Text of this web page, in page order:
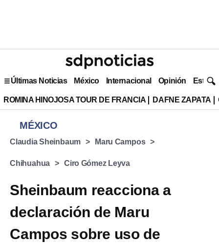
Últimas Noticias México Internacional Opinión Estilo
ROMINA HINOJOSA TOUR DE FRANCIA DAFNE ZAPATA
MÉXICO
Claudia Sheinbaum Maru Campos
Chihuahua Ciro Gómez Leyva
Sheinbaum reacciona a
declaración de Maru
Campos sobre uso de